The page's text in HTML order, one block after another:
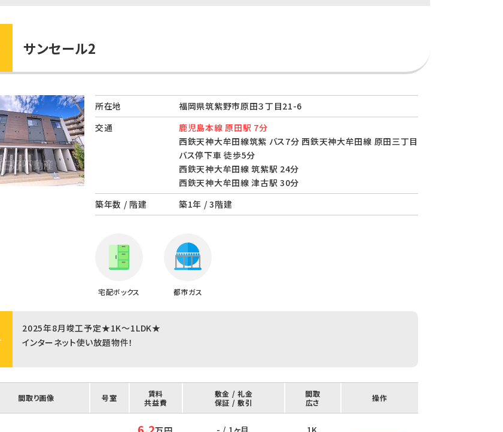
サンセール2
所在地
福岡県筑紫野市原田３丁目21-6
交通
鹿児島本線 原田駅 7分
西鉄天神大牟田線筑紫 バス7分 西鉄天神大牟田線 原田三丁目
バス停下車 徒歩5分
西鉄天神大牟田線 筑紫駅 24分
西鉄天神大牟田線 津古駅 30分
築年数 / 階建
築1年 / 3階建
宅配ボックス 都市ガス
2025年8月竣工予定★1K～1LDK★
インターネット使い放題物件！
間取り画像 号室
賃料
共益費
敷金 / 礼金
保証 / 敷引
間取
広さ
操作
- / 1ヶ月
1K